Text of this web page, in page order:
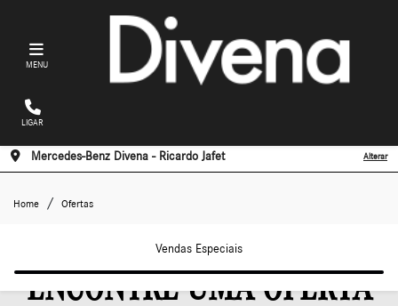
MENU
LIGAR
Mercedes-Benz Divena - Ricardo Jafet Alterar
Home Ofertas
Vendas Especiais
ENCONTRE UMA OFERTA